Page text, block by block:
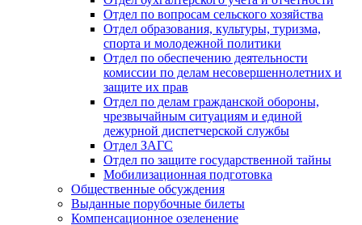
Отдел по вопросам сельского хозяйства
Отдел образования, культуры, туризма,
спорта и молодежной политики
Отдел по обеспечению деятельности
комиссии по делам несовершеннолетних и
защите их прав
Отдел по делам гражданской обороны,
чрезвычайным ситуациям и единой
дежурной диспетчерской службы
Отдел ЗАГС
Отдел по защите государственной тайны
Мобилизационная подготовка
Общественные обсуждения
Выданные порубочные билеты
Компенсационное озеленение